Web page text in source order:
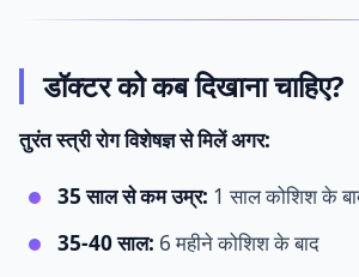
डॉक्टर को कब दिखाना चाहिए?
तुरंत स्त्री रोग विशेषज्ञ से मिलें अगर:
35 साल से कम उम्र: 1 साल कोशिश के
35-40 साल: 6 महीने कोशिश के बाद